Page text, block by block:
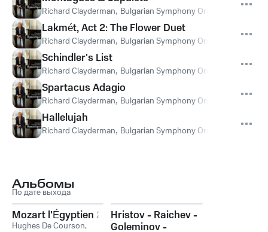
Richard Clayderman, Bulgarian Symphony Orchestra
Lakmét, Act 2: The Flower Duet
Richard Clayderman, Bulgarian Symphony Orchestra
Schindler's List
Richard Clayderman, Bulgarian Symphony Orchestra
Spartacus Adagio
Richard Clayderman, Bulgarian Symphony Orchestra
Hallelujah
Richard Clayderman, Bulgarian Symphony Orchestra
Альбомы
По дате выхода
Mozart l'Égyptien 2
Hughes De Courson,
Hristov - Raichev -
Goleminov -